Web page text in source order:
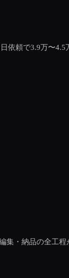
依頼で3.9万〜
・納品の全工